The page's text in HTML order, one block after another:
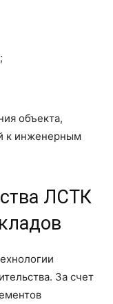
объекта,
к инженерным
ЛСТК
За счет